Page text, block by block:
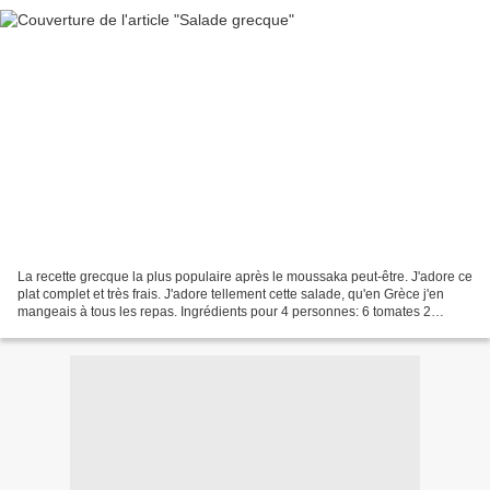
La recette grecque la plus populaire après le moussaka peut-être. J'adore ce
plat complet et très frais. J'adore tellement cette salade, qu'en Grèce j'en
mangeais à tous les repas. Ingrédients pour 4 personnes: 6 tomates 2